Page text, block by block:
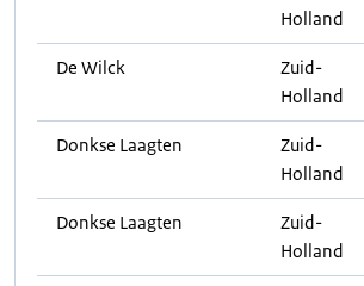
Holland
De Wilck
Zuid-
Holland
Donkse Laagten
Zuid-
Holland
Donkse Laagten
Zuid-
Holland